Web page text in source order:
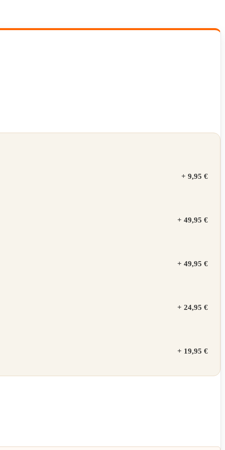
+ 9,95 €
+ 49,95 €
+ 49,95 €
+ 24,95 €
+ 19,95 €